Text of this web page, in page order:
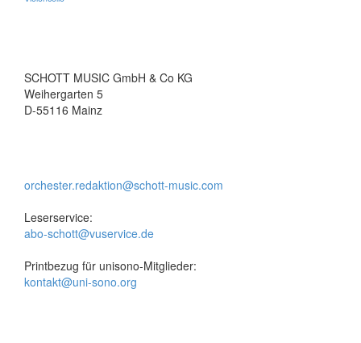
SCHOTT MUSIC GmbH & Co KG
Weihergarten 5
D-55116 Mainz
orchester.redaktion@schott-music.com
Leserservice:
abo-schott@vuservice.de
Printbezug für unisono-Mitglieder:
kontakt@uni-sono.org